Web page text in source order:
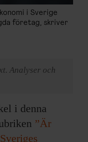
i Sverige
företag, skriver
Analyser och
i denna
”Är